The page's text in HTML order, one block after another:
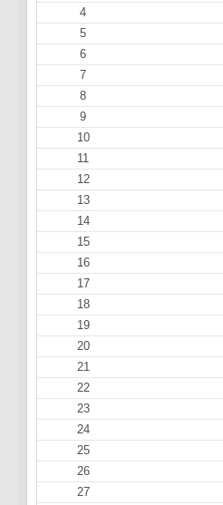
4
5
6
7
8
9
10
11
12
13
14
15
16
17
18
19
20
21
22
23
24
25
26
27